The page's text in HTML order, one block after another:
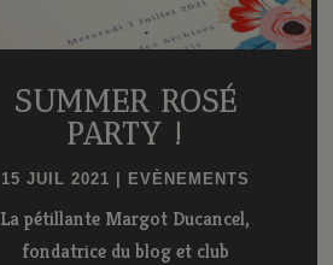
SUMMER ROSÉ
PARTY !
15 JUIL 2021 EVÈNEMENTS
La pétillante Margot Ducancel,
fondatrice du blog et club